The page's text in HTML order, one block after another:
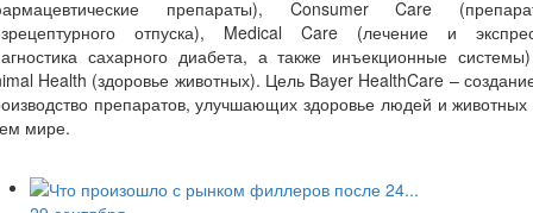
препараты), Consumer Care
отпуска), Medical Care (лечение и
сахарного диабета, а также инъекционные
Health (здоровье животных). Цель Bayer HealthCare –
препаратов, улучшающих здоровье людей и животных
мире.